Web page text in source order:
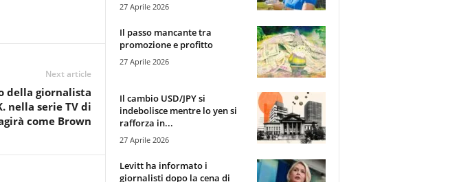
Next article
della giornalista
nella serie TV di
come Brown
27 Aprile 2026
Il passo mancante tra
promozione e profitto
27 Aprile 2026
Il cambio USD/JPY si
indebolisce mentre lo yen si
rafforza in...
27 Aprile 2026
Levitt ha informato i
giornalisti dopo la cena di